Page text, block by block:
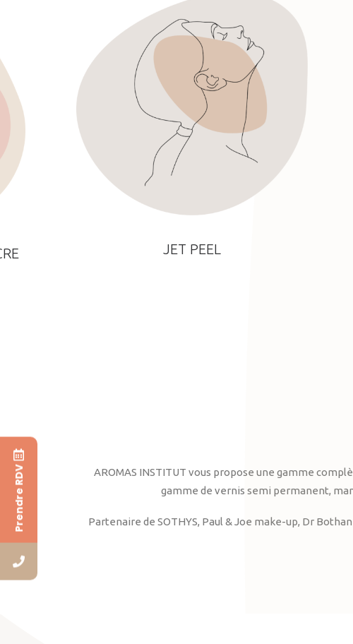
JET PEEL
AROMAS INSTITUT vous propose une gamme
gamme de vernis semi permanent,
Partenaire de SOTHYS, Paul & Joe make-up, Dr
Prendre RDV